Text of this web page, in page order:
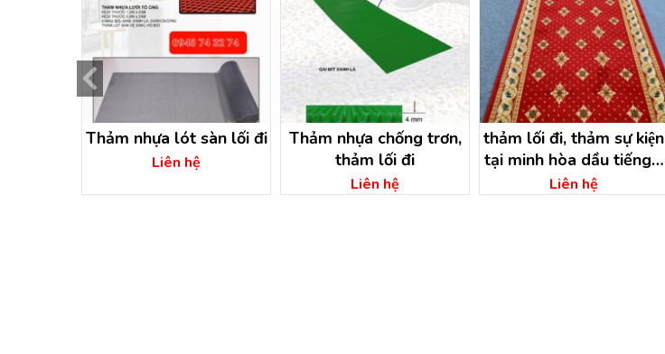
Thảm nhựa lót sàn lối đi
Liên hệ
Thảm nhựa chống trơn,
thảm lối đi
Liên hệ
thảm lối đi, thảm sự kiện
tại minh hòa dầu tiếng –
bình dương
Liên hệ